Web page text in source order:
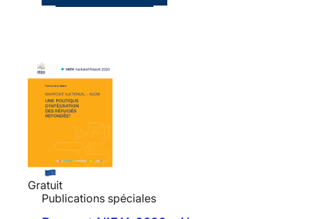
Gratuit
Publications spéciales